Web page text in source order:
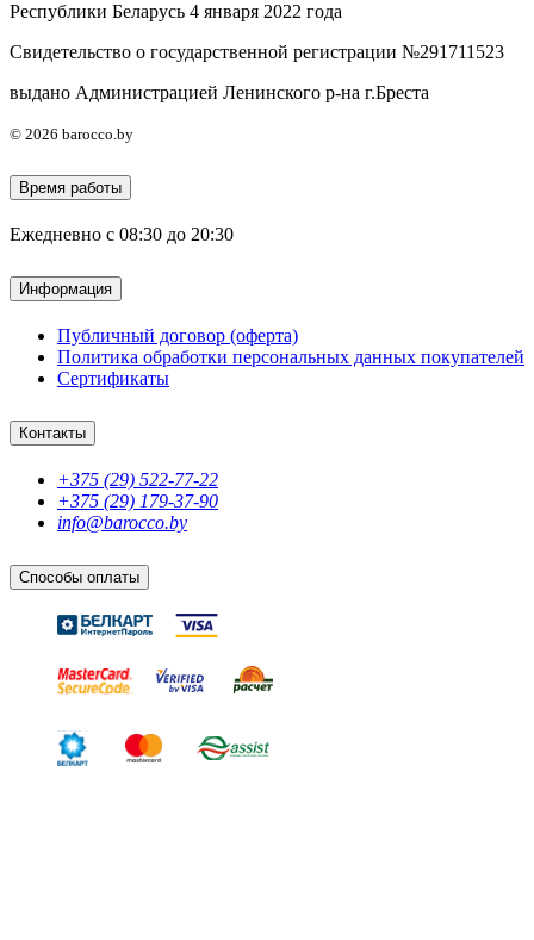
Республики Беларусь 4 января 2022 года
Свидетельство о государственной регистрации №291711523
выдано Администрацией Ленинского р-на г.Бреста
© 2026 barocco.by
Время работы
Ежедневно с 08:30 до 20:30
Информация
Публичный договор (оферта)
Политика обработки персональных данных покупателей
Сертификаты
Контакты
+375 (29) 522-77-22
+375 (29) 179-37-90
info@barocco.by
Способы оплаты